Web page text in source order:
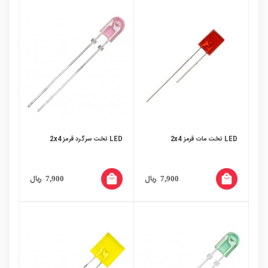
LED تخت مات قرمز 2x4
7,900 ریال local_mall
LED تخت سرگرد قرمز 2x4
7,900 ریال local_mall